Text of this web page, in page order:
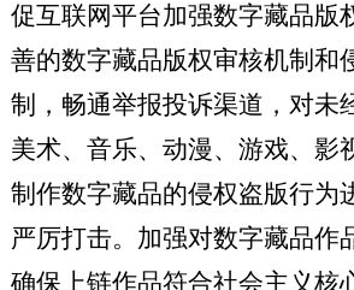
促互联网平台加强数字藏品版
善的数字藏品版权审核机制和
制，畅通举报投诉渠道，对未
美术、音乐、动漫、游戏、影
制作数字藏品的侵权盗版行为
严厉打击。加强对数字藏品作
确保上链作品符合社会主义核